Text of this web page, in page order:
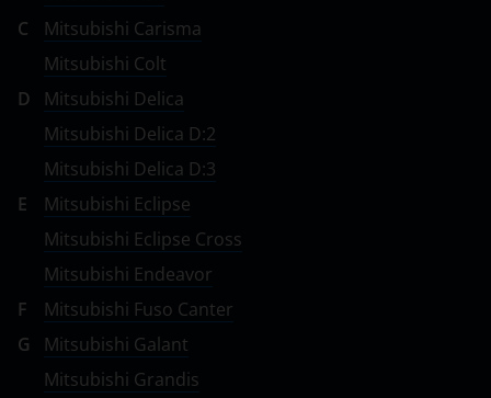
C
Mitsubishi Carisma
Mitsubishi Colt
D
Mitsubishi Delica
Mitsubishi Delica D:2
Mitsubishi Delica D:3
E
Mitsubishi Eclipse
Mitsubishi Eclipse Cross
Mitsubishi Endeavor
F
Mitsubishi Fuso Canter
G
Mitsubishi Galant
Mitsubishi Grandis